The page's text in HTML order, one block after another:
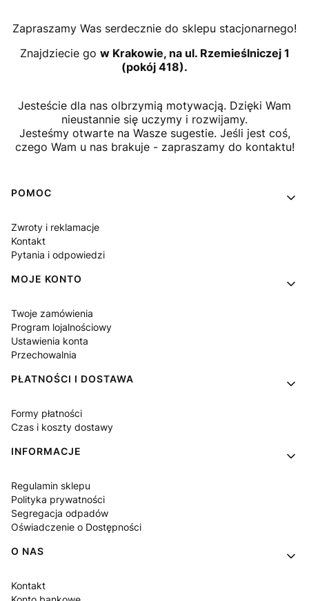
Zapraszamy Was serdecznie do sklepu stacjonarnego!
Znajdziecie go w Krakowie, na ul. Rzemieślniczej 1
(pokój 418).
Jesteście dla nas olbrzymią motywacją. Dzięki Wam
nieustannie się uczymy i rozwijamy.
Jesteśmy otwarte na Wasze sugestie. Jeśli jest coś,
czego Wam u nas brakuje - zapraszamy do kontaktu!
Linki w stopce
POMOC
Zwroty i reklamacje
Kontakt
Pytania i odpowiedzi
MOJE KONTO
Twoje zamówienia
Program lojalnościowy
Ustawienia konta
Przechowalnia
PŁATNOŚCI I DOSTAWA
Formy płatności
Czas i koszty dostawy
INFORMACJE
Regulamin sklepu
Polityka prywatności
Segregacja odpadów
Oświadczenie o Dostępności
O NAS
Kontakt